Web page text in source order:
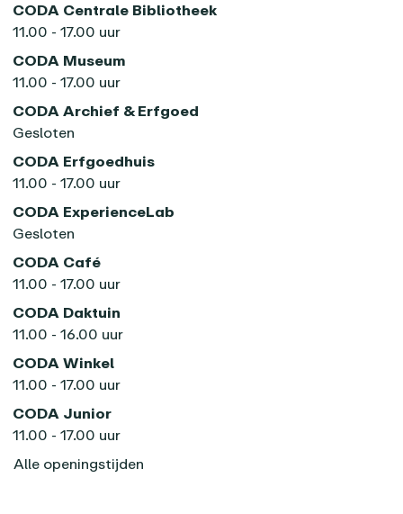
CODA Centrale Bibliotheek
11.00 - 17.00 uur
CODA Museum
11.00 - 17.00 uur
CODA Archief & Erfgoed
Gesloten
CODA Erfgoedhuis
11.00 - 17.00 uur
CODA ExperienceLab
Gesloten
CODA Café
11.00 - 17.00 uur
CODA Daktuin
11.00 - 16.00 uur
CODA Winkel
11.00 - 17.00 uur
CODA Junior
11.00 - 17.00 uur
Alle openingstijden